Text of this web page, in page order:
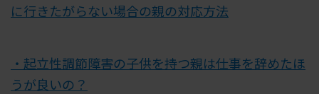
に行きたがらない場合の親の対応方法
・起立性調節障害の子供を持つ親は仕事を辞めたほ
うが良いの？